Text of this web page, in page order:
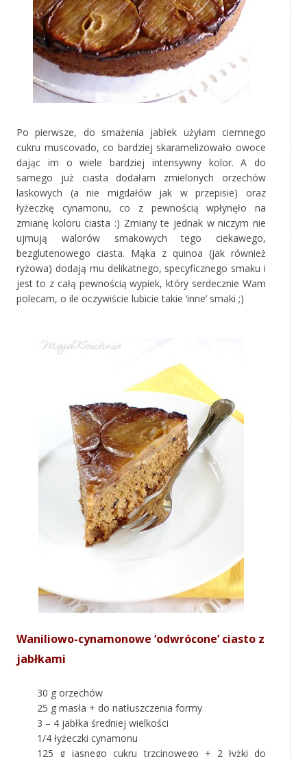
Po pierwsze, do smażenia jabłek użyłam ciemnego
cukru muscovado, co bardziej skaramelizowało owoce
dając im o wiele bardziej intensywny kolor. A do
samego już ciasta dodałam zmielonych orzechów
laskowych (a nie migdałów jak w przepisie) oraz
łyżeczkę cynamonu, co z pewnością wpłynęło na
zmianę koloru ciasta :) Zmiany te jednak w niczym nie
ujmują walorów smakowych tego ciekawego,
bezglutenowego ciasta. Mąka z quinoa (jak również
ryżowa) dodają mu delikatnego, specyficznego smaku i
jest to z całą pewnością wypiek, który serdecznie Wam
polecam, o ile oczywiście lubicie takie ‘inne’ smaki ;)
Waniliowo-cynamonowe ‘odwrócone’ ciasto z
jabłkami
30 g orzechów
25 g masła + do natłuszczenia formy
3 – 4 jabłka średniej wielkości
1/4 łyżeczki cynamonu
125 g jasnego cukru trzcinowego + 2 łyżki do